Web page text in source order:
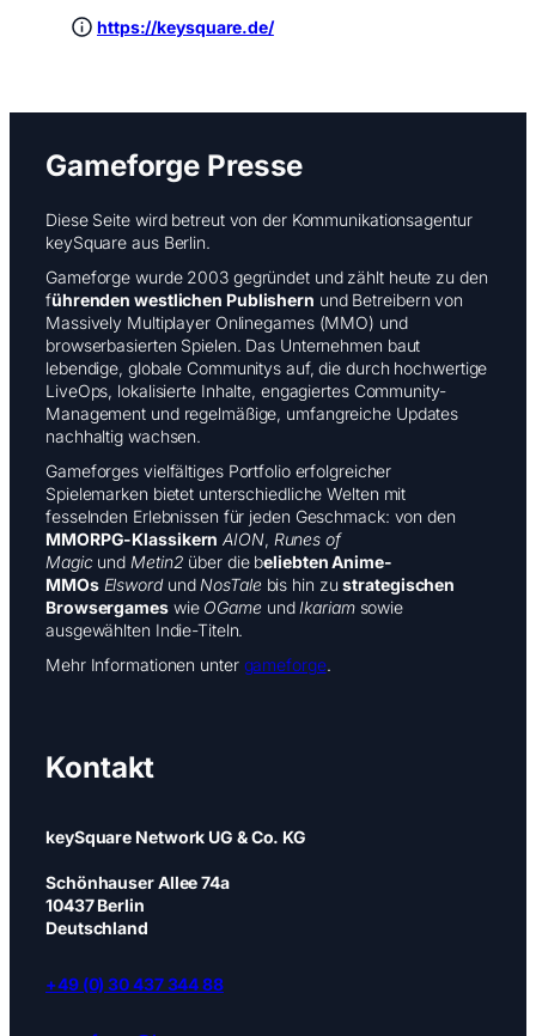
https://keysquare.de/
Gameforge Presse
Diese Seite wird betreut von der Kommunikationsagentur
keySquare aus Berlin.
Gameforge wurde 2003 gegründet und zählt heute zu den
führenden westlichen Publishern und Betreibern von
Massively Multiplayer Onlinegames (MMO) und
browserbasierten Spielen. Das Unternehmen baut
lebendige, globale Communitys auf, die durch hochwertige
LiveOps, lokalisierte Inhalte, engagiertes Community-
Management und regelmäßige, umfangreiche Updates
nachhaltig wachsen.
Gameforges vielfältiges Portfolio erfolgreicher
Spielemarken bietet unterschiedliche Welten mit
fesselnden Erlebnissen für jeden Geschmack: von den
MMORPG-Klassikern AION, Runes of
Magic und Metin2 über die beliebten Anime-
MMOs Elsword und NosTalebis hin zustrategischen
Browsergameswie OGameundIkariamsowie
ausgewählten Indie-Titeln.
Mehr Informationen unter gameforge.
Kontakt
keySquare Network UG & Co. KG
Schönhauser Allee 74a
10437 Berlin
Deutschland
+49 (0) 30 437 344 88